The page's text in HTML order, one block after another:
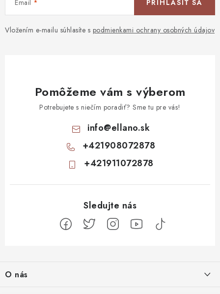
Email
Vložením e-mailu súhlasíte s podmienkami ochrany osobných údajov
PRIHLÁSIŤ SA
Pomôžeme vám s výberom
Potrebujete s niečím poradiť? Sme tu pre vás!
info@ellano.sk
+421908072878
+421911072878
pO nás